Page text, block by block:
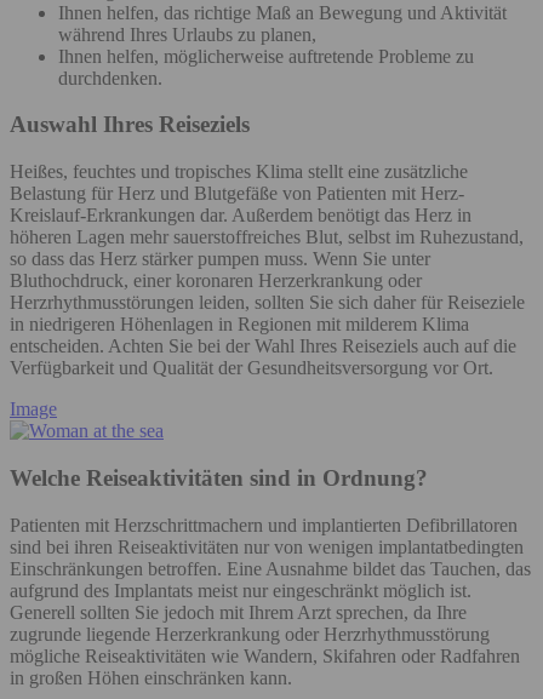
Ihnen helfen, das richtige Maß an Bewegung und Aktivität
während Ihres Urlaubs zu planen,
Ihnen helfen, möglicherweise auftretende Probleme zu
durchdenken.
Auswahl Ihres Reiseziels
Heißes, feuchtes und tropisches Klima stellt eine zusätzliche
Belastung für Herz und Blutgefäße von Patienten mit Herz-
Kreislauf-Erkrankungen dar. Außerdem benötigt das Herz in
höheren Lagen mehr sauerstoffreiches Blut, selbst im Ruhezustand,
so dass das Herz stärker pumpen muss. Wenn Sie unter
Bluthochdruck, einer koronaren Herzerkrankung oder
Herzrhythmusstörungen leiden, sollten Sie sich daher für Reiseziele
in niedrigeren Höhenlagen in Regionen mit milderem Klima
entscheiden. Achten Sie bei der Wahl Ihres Reiseziels auch auf die
Verfügbarkeit und Qualität der Gesundheitsversorgung vor Ort.
Image
Welche Reiseaktivitäten sind in Ordnung?
Patienten mit Herzschrittmachern und implantierten Defibrillatoren
sind bei ihren Reiseaktivitäten nur von wenigen implantatbedingten
Einschränkungen betroffen. Eine Ausnahme bildet das Tauchen, das
aufgrund des Implantats meist nur eingeschränkt möglich ist.
Generell sollten Sie jedoch mit Ihrem Arzt sprechen, da Ihre
zugrunde liegende Herzerkrankung oder Herzrhythmusstörung
mögliche Reiseaktivitäten wie Wandern, Skifahren oder Radfahren
in großen Höhen einschränken kann.